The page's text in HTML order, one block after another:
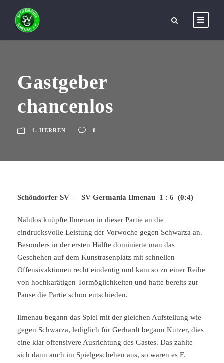
Gastgeber
chancenlos
1. HERREN 0
Schöndorfer SV – SV Germania Ilmenau 1 : 6 (0:4)
Nahtlos knüpfte Ilmenau in dieser Partie an die
eindrucksvolle Leistung der Vorwoche gegen Schwarza an.
Besonders in der ersten Hälfte dominierte man das
Geschehen auf dem Kunstrasenplatz mit schnellen
Offensivaktionen recht eindeutig und kam so zu einer Reihe
von hochkarätigen Tormöglichkeiten und hatte bereits zur
Pause die Partie schon entschieden.
Ilmenau begann das Spiel mit der gleichen Aufstellung wie
gegen Schwarza, lediglich für Gerhardt begann Kutzer, dies
eine klar offensivere Ausrichtung des Gastes. Das zahlte
sich dann auch im Spielgeschehen aus, so waren es F.